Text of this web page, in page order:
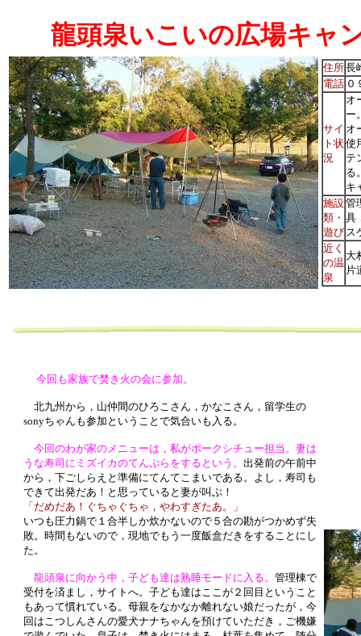
龍頭泉いこいの広場キャ
住所長
電話 ０
サイ
ト状
況
オ
ー
オ
使
テ
る
キ
施設
類・
遊び
管
具
ス
近く
の温
泉
大
片
今回も家族で焚き火の会に参加。
北九州から，山仲間のひろこさん，かなこさん，留学生の
sonyちゃんも参加ということで気合いも入る。
今回のわが家のメニューは，私がポークシチュー担当。妻は
うな寿司にミズイカのてんぷらをするという。 出発前の午前中
から，下ごしらえと準備にてんてこまいである。よし，寿司も
できて出発だあ！と思っていると妻が叫ぶ！
「だめだあ！ぐちゃぐちゃ，やわすぎたあ。」
いつも圧力鍋で１合半しか炊かないので５合の勘がつかめず失
敗。時間もないので，現地でもう一度飯盒だきをすることにし
た。
龍頭泉に向かう中，子ども達は熟睡モードに入る。 管理棟で
受付を済まし，サイトへ。子ども達はここが２回目ということ
もあって慣れている。母親をなかなか離れない娘だったが，今
回はこつしんさんの愛犬ナナちゃんを預けていただき，ご機嫌